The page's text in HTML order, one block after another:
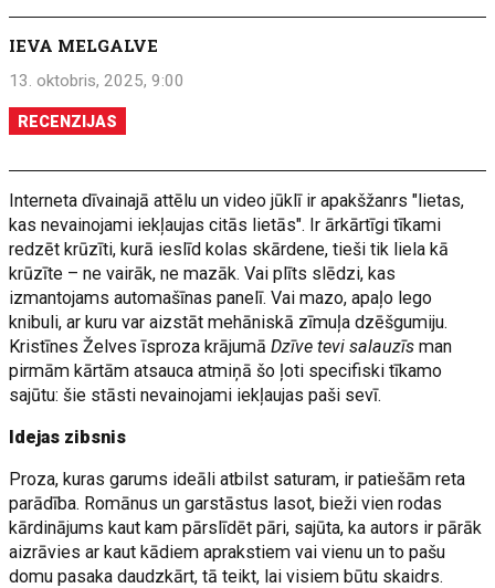
IEVA MELGALVE
13. oktobris, 2025, 9:00
RECENZIJAS
Interneta dīvainajā attēlu un video jūklī ir apakšžanrs "lietas,
kas nevainojami iekļaujas citās lietās". Ir ārkārtīgi tīkami
redzēt krūzīti, kurā ieslīd kolas skārdene, tieši tik liela kā
krūzīte – ne vairāk, ne mazāk. Vai plīts slēdzi, kas
izmantojams automašīnas panelī. Vai mazo, apaļo lego
knibuli, ar kuru var aizstāt mehāniskā zīmuļa dzēšgumiju.
Kristīnes Želves īsproza krājumāDzīve tevi salauzīs man
pirmām kārtām atsauca atmiņā šo ļoti specifiski tīkamo
sajūtu: šie stāsti nevainojami iekļaujas paši sevī.
Idejas zibsnis
Proza, kuras garums ideāli atbilst saturam, ir patiešām reta
parādība. Romānus un garstāstus lasot, bieži vien rodas
kārdinājums kaut kam pārslīdēt pāri, sajūta, ka autors ir pārāk
aizrāvies ar kaut kādiem aprakstiem vai vienu un to pašu
domu pasaka daudzkārt, tā teikt, lai visiem būtu skaidrs.